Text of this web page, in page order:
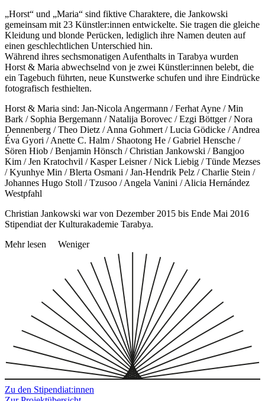
„Horst“ und „Maria“ sind fiktive Charaktere, die Jankowski
gemeinsam mit 23 Künstler:innen entwickelte. Sie tragen die gleiche
Kleidung und blonde Perücken, lediglich ihre Namen deuten auf
einen geschlechtlichen Unterschied hin.
Während ihres sechsmonatigen Aufenthalts in Tarabya wurden
Horst & Maria abwechselnd von je zwei Künstler:innen belebt, die
ein Tagebuch führten, neue Kunstwerke schufen und ihre Eindrücke
fotografisch festhielten.
Horst & Maria sind: Jan-Nicola Angermann / Ferhat Ayne / Min
Bark / Sophia Bergemann / Natalija Borovec / Ezgi Böttger / Nora
Dennenberg / Theo Dietz / Anna Gohmert / Lucia Gödicke / Andrea
Éva Gyori / Anette C. Halm / Shaotong He / Gabriel Hensche /
Sören Hiob / Benjamin Hönsch / Christian Jankowski / Bangjoo
Kim / Jen Kratochvil / Kasper Leisner / Nick Liebig / Tünde Mezses
/ Kyunhye Min / Blerta Osmani / Jan-Hendrik Pelz / Charlie Stein /
Johannes Hugo Stoll / Tzusoo / Angela Vanini / Alicia Hernández
Westpfahl
Christian Jankowski war von Dezember 2015 bis Ende Mai 2016
Stipendiat der Kulturakademie Tarabya.
Mehr lesen
Weniger
Zu den Stipendiat:innen